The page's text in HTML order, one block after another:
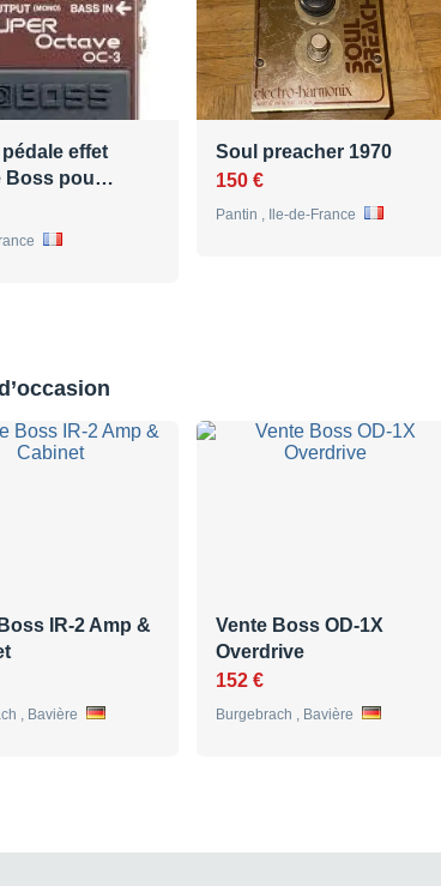
effet
Boss pou…
Soul preacher 1970
150 €
Pantin , Ile-de-France
IR-2 Amp &
, Bavière
Vente Boss OD-1X
Overdrive
152 €
Burgebrach , Bavière